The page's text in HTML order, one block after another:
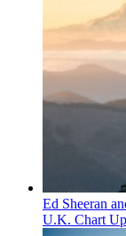
Ed Sheeran
U.K. Chart